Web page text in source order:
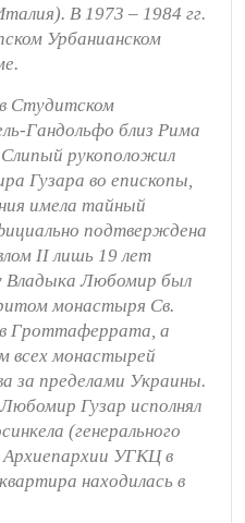
В 1973 – 1984 гг.
Урбанианском
Студитском
Гандольфо близ Рима
рукоположил
Гузара во епископы,
имела тайный
подтверждена
II лишь 19 лет
Владыка Любомир был
монастыря Св.
Гроттаферрата, а
всех монастырей
за пределами Украины.
Гузар исполнял
(генерального
Архиепархии УГКЦ в
находилась в